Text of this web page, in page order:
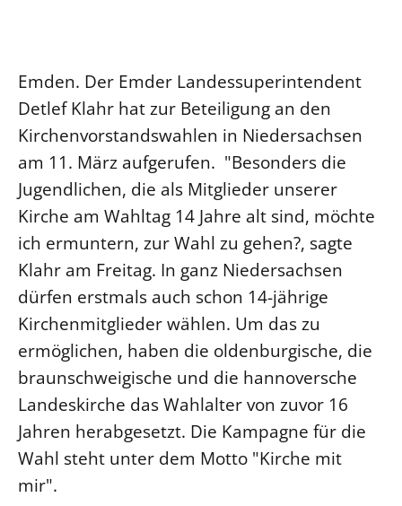
Emden. Der Emder Landessuperintendent
Detlef Klahr hat zur Beteiligung an den
Kirchenvorstandswahlen in Niedersachsen
am 11. März aufgerufen. "Besonders die
Jugendlichen, die als Mitglieder unserer
Kirche am Wahltag 14 Jahre alt sind, möchte
ich ermuntern, zur Wahl zu gehen?, sagte
Klahr am Freitag. In ganz Niedersachsen
dürfen erstmals auch schon 14-jährige
Kirchenmitglieder wählen. Um das zu
ermöglichen, haben die oldenburgische, die
braunschweigische und die hannoversche
Landeskirche das Wahlalter von zuvor 16
Jahren herabgesetzt. Die Kampagne für die
Wahl steht unter dem Motto "Kirche mit
mir".
LANDESKIRCHENAMT
Willkommen
Kollegium
Abteilungen des Landeskirchenamts
Rechnungsprüfungsamt
Fachstelle Sexualisierte Gewalt
Beschwerdestellen
Kirchenämter
Gleichstellung
Datenschutz
Geschäftsstelle Landessynode
LANDESSYNODE
27. Landessynode
Kontakt
Glaubensbekenntnis
Positionen
Ökumene
Religionen
KLIMASCHUTZ
Nachhaltigkeit
Erneuerbare Energien
Mobilität
Naturschutz
Gebäude
Kontakt
Barrierefreiheit
Presse
Freie Stellen
Service für Gemeinden
Suche